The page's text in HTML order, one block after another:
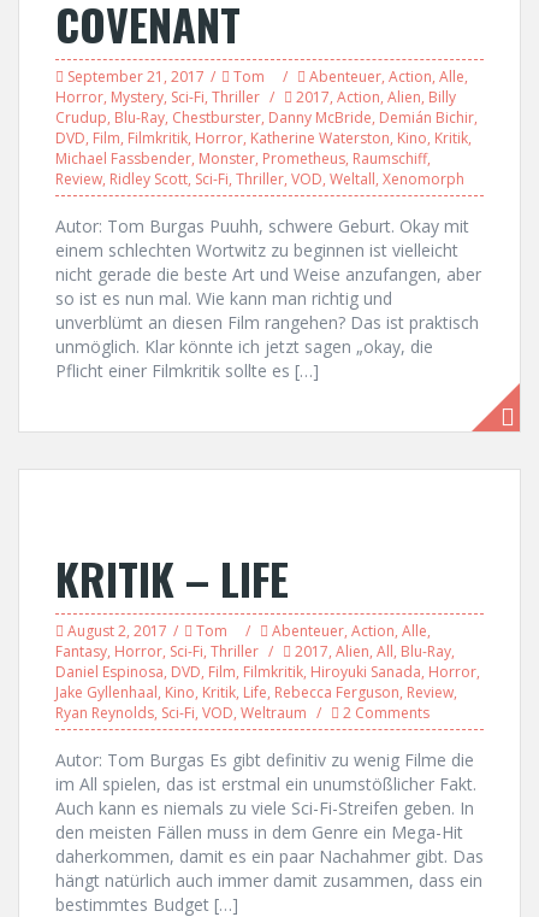
COVENANT
September 21, 2017 Tom Abenteuer, Action, Alle,
Horror, Mystery, Sci-Fi, Thriller 2017, Action, Alien, Billy
Crudup, Blu-Ray, Chestburster, Danny McBride, Demián Bichir,
DVD, Film, Filmkritik, Horror, Katherine Waterston, Kino, Kritik,
Michael Fassbender, Monster, Prometheus, Raumschiff,
Review, Ridley Scott, Sci-Fi, Thriller, VOD, Weltall, Xenomorph
Autor: Tom Burgas Puuhh, schwere Geburt. Okay mit
einem schlechten Wortwitz zu beginnen ist vielleicht
nicht gerade die beste Art und Weise anzufangen, aber
so ist es nun mal. Wie kann man richtig und
unverblümt an diesen Film rangehen? Das ist praktisch
unmöglich. Klar könnte ich jetzt sagen „okay, die
Pflicht einer Filmkritik sollte es […]
KRITIK – LIFE
August 2, 2017 Tom Abenteuer, Action, Alle,
Fantasy, Horror, Sci-Fi, Thriller 2017, Alien, All, Blu-Ray,
Daniel Espinosa, DVD, Film, Filmkritik, Hiroyuki Sanada, Horror,
Jake Gyllenhaal, Kino, Kritik, Life, Rebecca Ferguson, Review,
Ryan Reynolds, Sci-Fi, VOD, Weltraum 2 Comments
Autor: Tom Burgas Es gibt definitiv zu wenig Filme die
im All spielen, das ist erstmal ein unumstößlicher Fakt.
Auch kann es niemals zu viele Sci-Fi-Streifen geben. In
den meisten Fällen muss in dem Genre ein Mega-Hit
daherkommen, damit es ein paar Nachahmer gibt. Das
hängt natürlich auch immer damit zusammen, dass ein
bestimmtes Budget […]